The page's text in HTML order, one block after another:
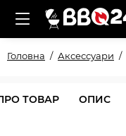
Головна Аксессуари
ТОВАР ОПИС